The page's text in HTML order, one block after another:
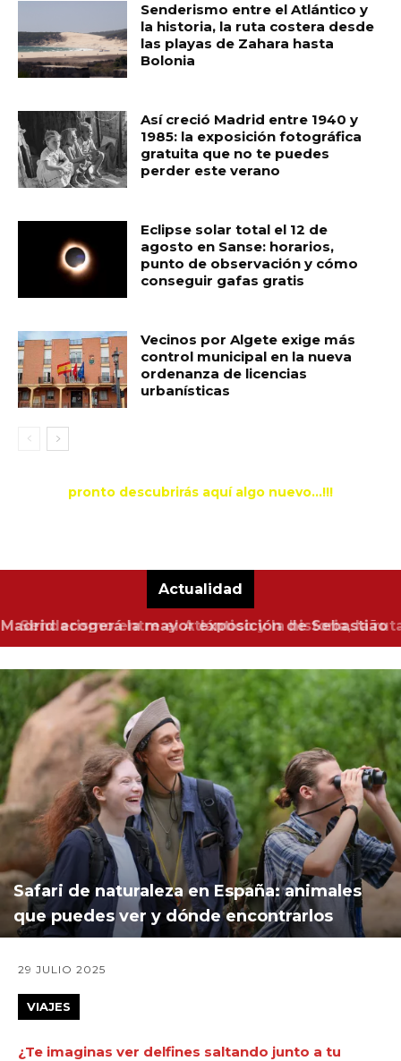
Senderismo entre el Atlántico y
la historia, la ruta costera desde
las playas de Zahara hasta
Bolonia
Así creció Madrid entre 1940 y
1985: la exposición fotográfica
gratuita que no te puedes
perder este verano
Eclipse solar total el 12 de
agosto en Sanse: horarios,
punto de observación y cómo
conseguir gafas gratis
Vecinos por Algete exige más
control municipal en la nueva
ordenanza de licencias
urbanísticas
pronto descubrirás aquí algo nuevo...!!!